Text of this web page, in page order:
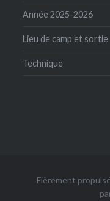
Année 2025-2026
Lieu de camp et sortie
Technique
Fièrement